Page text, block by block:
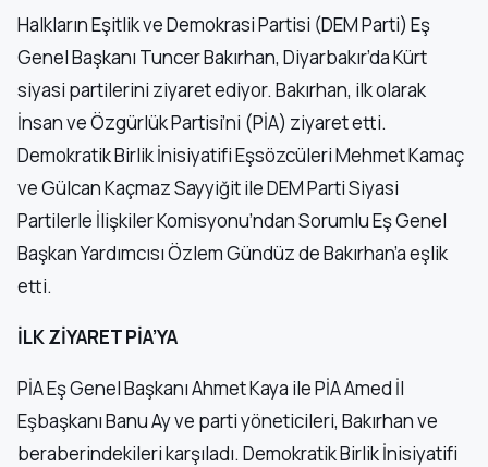
Halkların Eşitlik ve Demokrasi Partisi (DEM Parti) Eş
Genel Başkanı Tuncer Bakırhan, Diyarbakır’da Kürt
siyasi partilerini ziyaret ediyor. Bakırhan, ilk olarak
İnsan ve Özgürlük Partisi’ni (PİA) ziyaret etti.
Demokratik Birlik İnisiyatifi Eşsözcüleri Mehmet Kamaç
ve Gülcan Kaçmaz Sayyiğit ile DEM Parti Siyasi
Partilerle İlişkiler Komisyonu’ndan Sorumlu Eş Genel
Başkan Yardımcısı Özlem Gündüz de Bakırhan’a eşlik
etti.
İLK ZİYARET PİA’YA
PİA Eş Genel Başkanı Ahmet Kaya ile PİA Amed İl
Eşbaşkanı Banu Ay ve parti yöneticileri, Bakırhan ve
beraberindekileri karşıladı. Demokratik Birlik İnisiyatifi